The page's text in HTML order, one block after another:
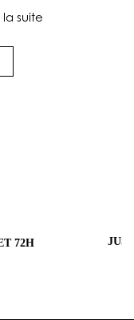
la suite
72H